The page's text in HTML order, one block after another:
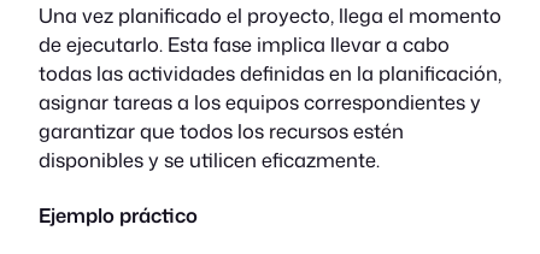
Una vez planificado el proyecto, llega el momento
de ejecutarlo. Esta fase implica llevar a cabo
todas las actividades definidas en la planificación,
asignar tareas a los equipos correspondientes y
garantizar que todos los recursos estén
disponibles y se utilicen eficazmente.
Ejemplo práctico